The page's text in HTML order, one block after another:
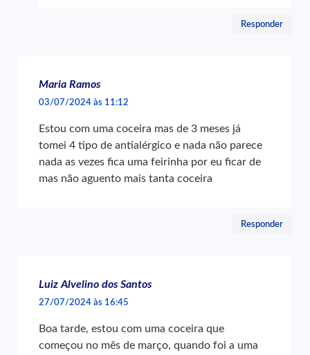
Responder
Maria Ramos
03/07/2024 às 11:12
Estou com uma coceira mas de 3 meses já
tomei 4 tipo de antialérgico e nada não parece
nada as vezes fica uma feirinha por eu ficar de
mas não aguento mais tanta coceira
Responder
Luiz Alvelino dos Santos
27/07/2024 às 16:45
Boa tarde, estou com uma coceira que
começou no mês de março, quando foi a uma